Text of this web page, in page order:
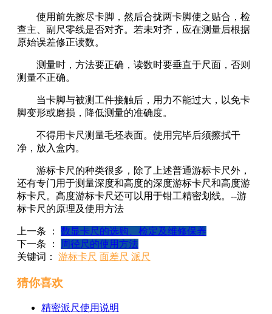
使用前先擦尽卡脚，然后合拢两卡脚使之贴合，检
查主、副尺零线是否对齐。若未对齐，应在测量后根据
原始误差修正读数。
测量时，方法要正确，读数时要垂直于尺面，否则
测量不正确。
当卡脚与被测工件接触后，用力不能过大，以免卡
脚变形或磨损，降低测量的准确度。
不得用卡尺测量毛坯表面。使用完毕后须擦拭干
净，放入盒内。
游标卡尺的种类很多，除了上述普通游标卡尺外，
还有专门用于测量深度和高度的深度游标卡尺和高度游
标卡尺。高度游标卡尺还可以用于钳工精密划线。--游
标卡尺的原理及使用方法
上一条 ：
数显卡尺的选购、检定及维修保养
下一条 ：
周径尺的使用方法
关键词： 游标卡尺 面差尺 派尺
猜你喜欢
精密派尺使用说明